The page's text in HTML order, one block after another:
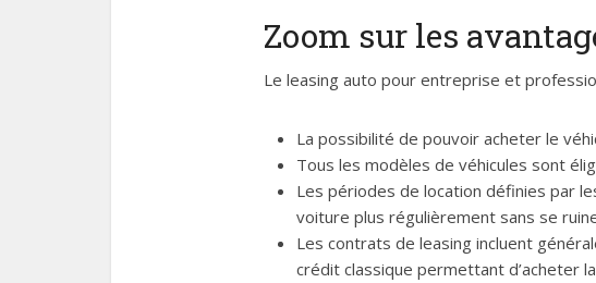
Zoom sur les
Le leasing auto pour entreprise et
La possibilité de pouvoir acheter le
Tous les modèles de véhicules sont
Les périodes de location définies par
voiture plus régulièrement sans se
Les contrats de leasing incluent
crédit classique permettant d’acheter